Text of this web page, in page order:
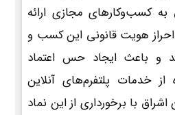
به کسب‌وکارهای مجازی ارائه
احراز هویت قانونی این کسب و
و باعث ایجاد حس اعتماد
از خدمات پلتفرم‌های آنلاین
با برخورداری از این نماد